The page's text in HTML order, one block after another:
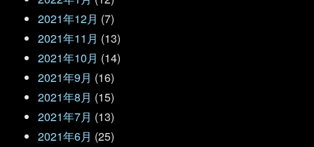
2021年12月 (7)
2021年11月 (13)
2021年10月 (14)
2021年9月 (16)
2021年8月 (15)
2021年7月 (13)
2021年6月 (25)